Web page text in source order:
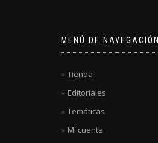
MENÚ DE NAVEGACIÓN
Tienda
Editoriales
Temáticas
Mi cuenta